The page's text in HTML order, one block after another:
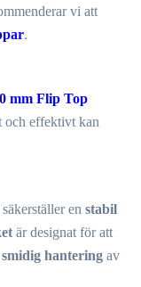
vi att
.
mm Flip Top
och effektivt kan
en stabil
är designat för att
smidig hantering av